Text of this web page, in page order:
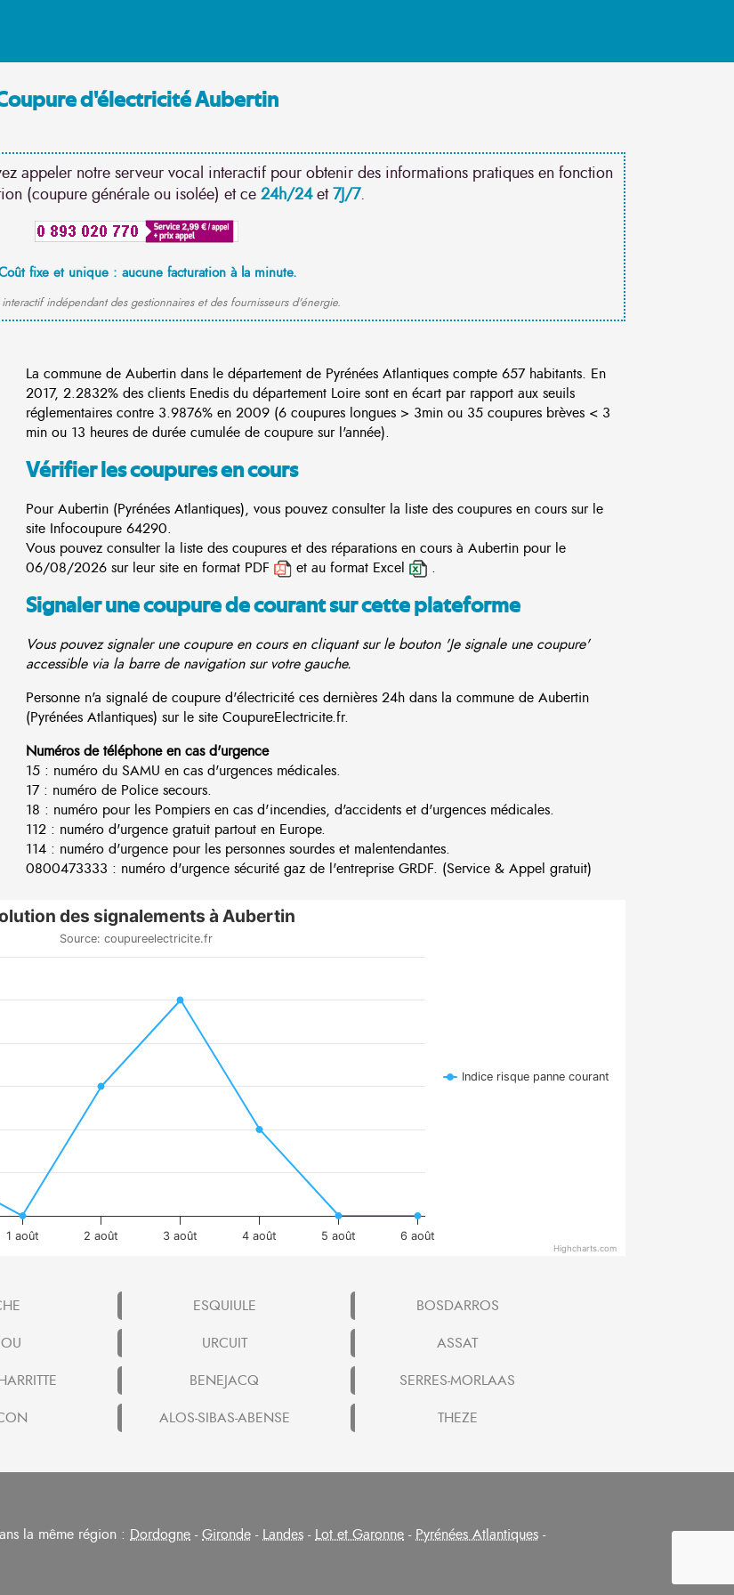
d'électricité Aubertin
appeler notre serveur vocal interactif pour obtenir des informations pratiques en fonction
(coupure générale ou isolée) et ce 24h/24et7J/7.
fixe et unique : aucune facturation à la minute.
indépendant des gestionnaires et des fournisseurs d'énergie.
La commune de Aubertin dans le département de Pyrénées Atlantiques compte 657 habitants. En
2017, 2.2832% des clients Enedis du département Loire sont en écart par rapport aux seuils
réglementaires contre 3.9876% en 2009 (6 coupures longues > 3min ou 35 coupures brèves < 3
min ou 13 heures de durée cumulée de coupure sur l'année).
Vérifier les coupures en cours
Pour Aubertin (Pyrénées Atlantiques), vous pouvez consulter la liste des coupures en cours sur le
site Infocoupure 64290.
Vous pouvez consulter la liste des coupures et des réparations en cours à Aubertin pour le
06/08/2026 sur leur site en format PDF
et au format Excel .
Signaler une coupure de courant sur cette plateforme
Vous pouvez signaler une coupure en cours en cliquant sur le bouton 'Je signale une coupure'
accessible via la barre de navigation sur votre gauche.
Personne n'a signalé de coupure d'électricité ces dernières 24h dans la commune de Aubertin
(Pyrénées Atlantiques) sur le site CoupureElectricite.fr.
Numéros de téléphone en cas d'urgence
15 : numéro du SAMU en cas d'urgences médicales.
17 : numéro de Police secours.
18 : numéro pour les Pompiers en cas d'incendies, d'accidents et d'urgences médicales.
112 : numéro d'urgence gratuit partout en Europe.
114 : numéro d'urgence pour les personnes sourdes et malentendantes.
0800473333 : numéro d'urgence sécurité gaz de l'entreprise GRDF. (Service & Appel gratuit)
des signalements à Aubertin
Source: coupureelectricite.fr
Indice risque panne courant
1 août 2 août 3 août 4 août 5 août 6 août
Highcharts.com
ESQUIULE
BOSDARROS
URCUIT
ASSAT
BENEJACQ
SERRES-MORLAAS
ALOS-SIBAS-ABENSE THEZE
la même région : Dordogne -Gironde -Landes -Lot et Garonne -Pyrénées Atlantiques -